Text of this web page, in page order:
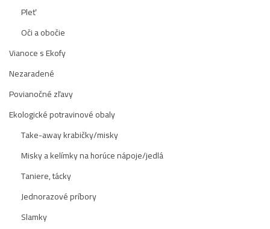
Pleť
Oči a obočie
Vianoce s Ekofy
Nezaradené
Povianočné zľavy
Ekologické potravinové obaly
Take-away krabičky/misky
Misky a kelímky na horúce nápoje/jedlá
Taniere, tácky
Jednorazové príbory
Slamky